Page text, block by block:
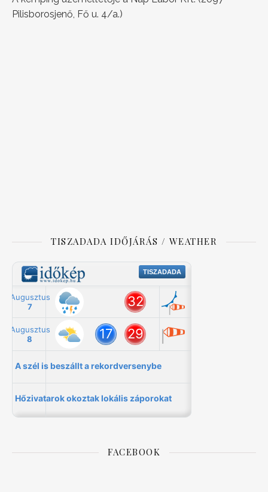
Pilisborosjenő, Fő u. 4/a.)
TISZADADA IDŐJÁRÁS / WEATHER
FACEBOOK